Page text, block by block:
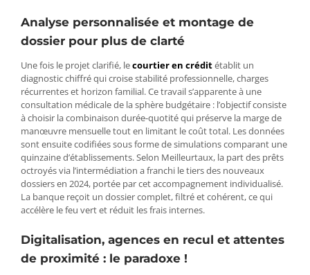
Analyse personnalisée et montage de
dossier pour plus de clarté
Une fois le projet clarifié, lecourtier en créditétablit un
diagnostic chiffré qui croise stabilité professionnelle, charges
récurrentes et horizon familial. Ce travail s’apparente à une
consultation médicale de la sphère budgétaire : l’objectif consiste
à choisir la combinaison durée-quotité qui préserve la marge de
manœuvre mensuelle tout en limitant le coût total. Les données
sont ensuite codifiées sous forme de simulations comparant une
quinzaine d’établissements. Selon Meilleurtaux, la part des prêts
octroyés via l’intermédiation a franchi le tiers des nouveaux
dossiers en 2024, portée par cet accompagnement individualisé.
La banque reçoit un dossier complet, filtré et cohérent, ce qui
accélère le feu vert et réduit les frais internes.
Digitalisation, agences en recul et attentes
de proximité : le paradoxe !